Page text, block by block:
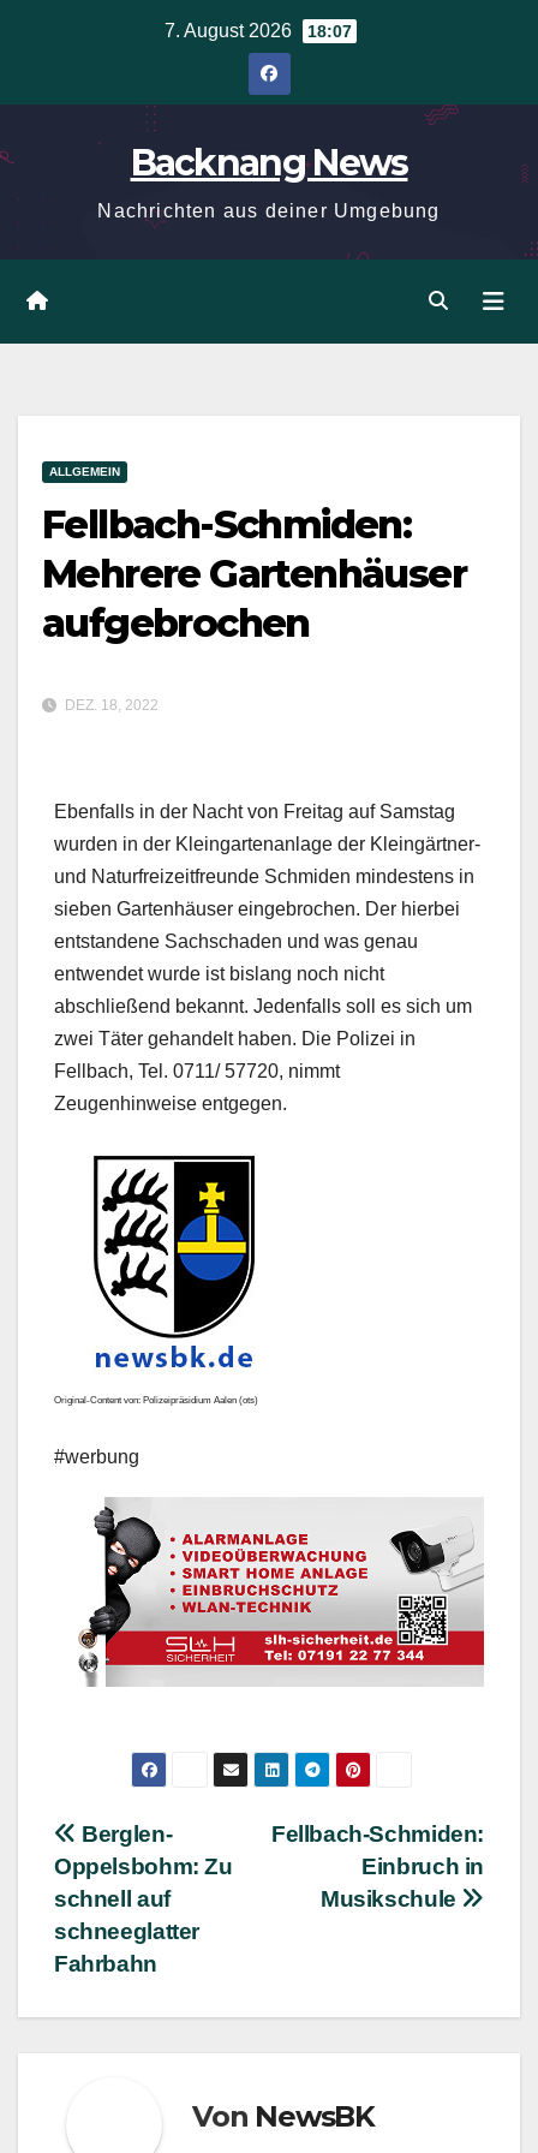
7. August 2026 18:07
Backnang News
Nachrichten aus deiner Umgebung
ALLGEMEIN
Fellbach-Schmiden:
Mehrere Gartenhäuser
aufgebrochen
DEZ. 18, 2022
Ebenfalls in der Nacht von Freitag auf Samstag
wurden in der Kleingartenanlage der Kleingärtner-
und Naturfreizeitfreunde Schmiden mindestens in
sieben Gartenhäuser eingebrochen. Der hierbei
entstandene Sachschaden und was genau
entwendet wurde ist bislang noch nicht
abschließend bekannt. Jedenfalls soll es sich um
zwei Täter gehandelt haben. Die Polizei in
Fellbach, Tel. 0711/ 57720, nimmt
Zeugenhinweise entgegen.
Original-Content von: Polizeipräsidium Aalen (ots)
#werbung
Beitragsnavigation
Fellbach-Schmiden:
Einbruch in
Musikschule
Berglen-
Oppelsbohm: Zu
schnell auf
schneeglatter
Fahrbahn
Von NewsBK